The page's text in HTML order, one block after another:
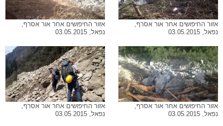
אזור החיפושים אחר אור אסרף,
נפאל, 03.05.2015
אזור החיפושים אחר אור אסרף,
נפאל, 03.05.2015
אזור החיפושים אחר אור אסרף,
נפאל, 03.05.2015
אזור החיפושים אחר אור אסרף,
נפאל, 03.05.2015